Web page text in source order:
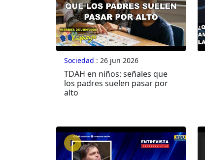
Sociedad : 26 jun 2026
TDAH en niños: señales que
los padres suelen pasar por
alto